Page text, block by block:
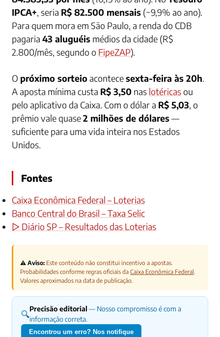
IPCA+, seria R$ 82.500 mensais (~9,9% ao ano).
Para quem mora em São Paulo, a renda do CDB
pagaria 43 aluguéis médios da cidade (R$
2.800/mês, segundo o FipeZAP).
O próximo sorteioacontecesexta-feira às 20h.
A aposta mínima custa R$ 3,50 nas lotéricasou
pelo aplicativo da Caixa. Com o dólar a R$ 5,03, o
prêmio vale quase2 milhões de dólares—
suficiente para uma vida inteira nos Estados
Unidos.
Fontes
Caixa Econômica Federal – Loterias
Banco Central do Brasil – Taxa Selic
▷ Diário SP – Resultados das Loterias
⚠️ Aviso: Este conteúdo não constitui incentivo a apostas.
Probabilidades conforme regras oficiais da Caixa Econômica Federal.
Valores aproximados na data de publicação.
🔍Precisão editorial — Nosso compromisso é com a
informação correta.
Encontrou um erro? Nos notifique